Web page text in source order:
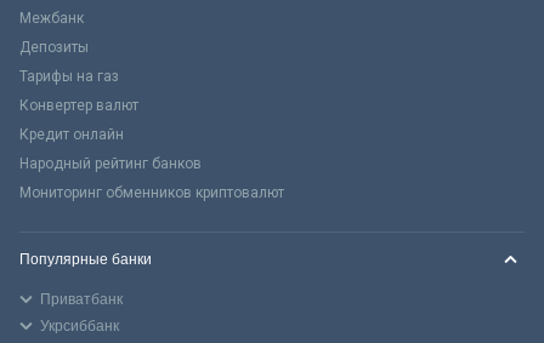
Межбанк
Депозиты
Тарифы на газ
Конвертер валют
Кредит онлайн
Народный рейтинг банков
Мониторинг обменников криптовалют
Популярные банки
Приватбанк
Укрсиббанк